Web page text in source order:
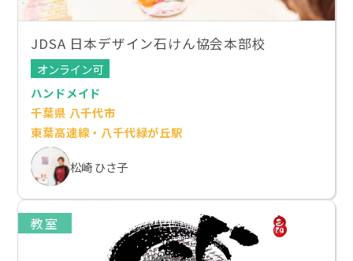
JDSA 日本デザイン石けん協会本部校
オンライン可
ハンドメイド
千葉県 八千代市
東葉高速線・八千代緑が丘駅
松崎 ひさ子
教室